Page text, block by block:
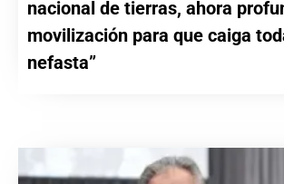
nacional de tierras, ahora
movilización para que caiga
nefasta”